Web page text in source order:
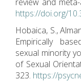
https://doi.org/
Hobaica, S.,
Empirically
sexual minority
of Sexual
323. https://